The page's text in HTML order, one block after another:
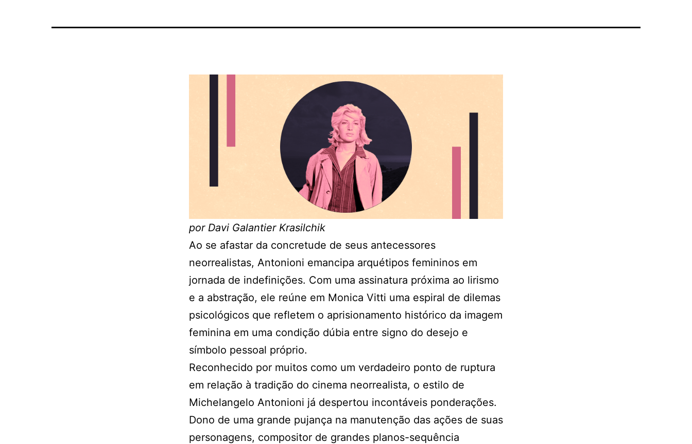
por Davi Galantier Krasilchik
Ao se afastar da concretude de seus antecessores
neorrealistas, Antonioni emancipa arquétipos femininos em
jornada de indefinições. Com uma assinatura próxima ao lirismo
e a abstração, ele reúne em Monica Vitti uma espiral de dilemas
psicológicos que refletem o aprisionamento histórico da imagem
feminina em uma condição dúbia entre signo do desejo e
símbolo pessoal próprio.
Reconhecido por muitos como um verdadeiro ponto de ruptura
em relação à tradição do cinema neorrealista, o estilo de
Michelangelo Antonioni já despertou incontáveis ponderações.
Dono de uma grande pujança na manutenção das ações de suas
personagens, compositor de grandes planos-sequência